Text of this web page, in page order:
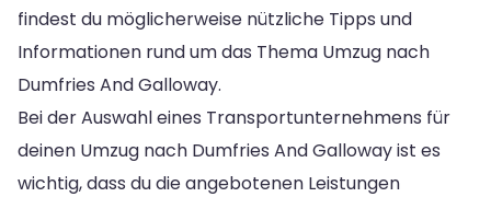
findest du möglicherweise nützliche Tipps und
Informationen rund um das Thema Umzug nach
Dumfries And Galloway.
Bei der Auswahl eines Transportunternehmens für
deinen Umzug nach Dumfries And Galloway ist es
wichtig, dass du die angebotenen Leistungen